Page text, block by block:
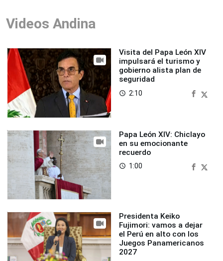
Videos Andina
Visita del Papa León XIV
impulsará el turismo y
gobierno alista plan de
seguridad
access_time 2:10
Papa León XIV: Chiclayo
en su emocionante
recuerdo
access_time 1:00
Presidenta Keiko
Fujimori: vamos a dejar
el Perú en alto con los
Juegos Panamericanos
2027